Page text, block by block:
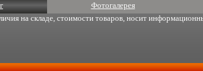
Фотогалерея
на складе, стоимости товаров, носит